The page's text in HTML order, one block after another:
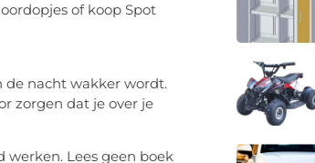
of koop Spot
de nacht wakker wordt.
zorgen dat je over je
werken. Lees geen boek